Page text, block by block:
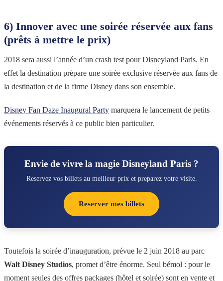
6) Innover avec une soirée réservée aux fans
(prêts à mettre le prix)
2018 sera aussi l’année d’un crash test pour Disneyland Paris. En
effet la destination prépare une soirée exclusive réservée aux fans de
la destination et de la firme Disney dans son ensemble.
Disney Fan Daze Inaugural Party marquera le lancement de petits
événements réservés à ce public bien particulier.
Envie de vivre la magie Disneyland Paris ?
Reservez vos billets au meilleur prix et preparez votre visite.
Reserver mes billets
Toutefois la soirée d’inauguration, prévue le 2 juin 2018 au parc
Walt Disney Studios, promet d’être énorme. Seul bémol : pour le
moment seules des offres packages (hôtel et soirée) sont en vente et